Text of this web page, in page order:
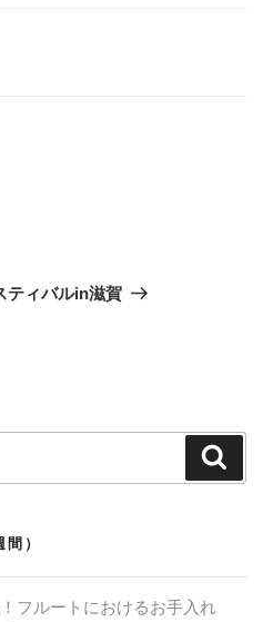
ティバルin滋賀
）
フルートにおけるお手入れ